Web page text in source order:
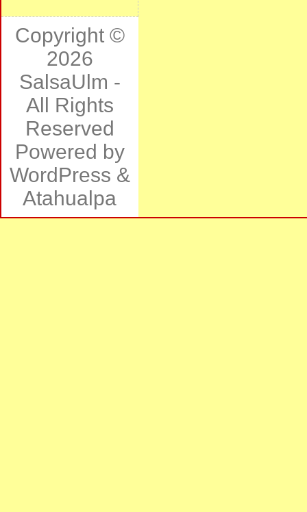
Copyright ©
2026
SalsaUlm -
All Rights
Reserved
Powered by
WordPress &
Atahualpa